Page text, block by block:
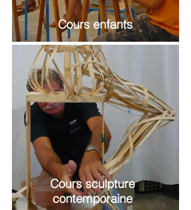
Cours enfants
Cours sculpture
contemporaine